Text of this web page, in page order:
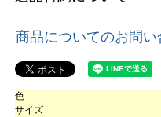
商品についてのお問い
色
サイズ